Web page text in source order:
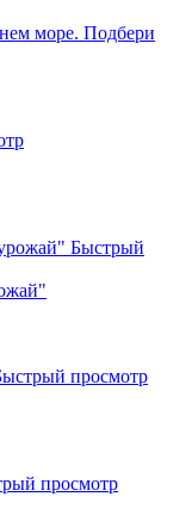
море. Подбери
Быстрый
просмотр
просмотр